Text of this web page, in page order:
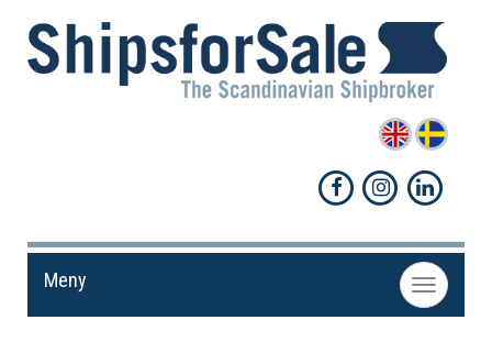
Toggle
navigation
Meny